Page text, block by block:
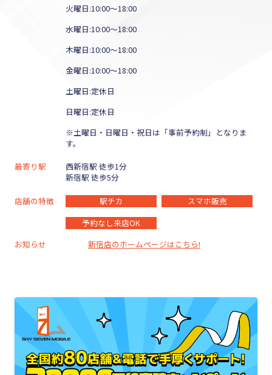
火曜日:10:00～18:00
水曜日:10:00～18:00
木曜日:10:00～18:00
金曜日:10:00～18:00
土曜日:定休日
日曜日:定休日
※土曜日・日曜日・祝日は「事前予約制」となりま
す。
最寄り駅
西新宿駅 徒歩1分
新宿駅 徒歩5分
店舗の特徴 駅チカ
スマホ販売
予約なし来店OK
お知らせ
新宿店のホームページはこちら!